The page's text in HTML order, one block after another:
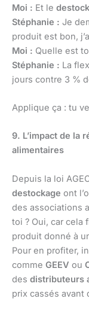
Moi : Et le
Stéphanie : Je
produit est bon,
Moi : Quelle est
Stéphanie : La
jours contre 3 %
Applique ça : tu
9. L’impact de la
alimentaires
Depuis la loi
destockage ont
des associations
toi ? Oui, car cela
produit donné à
Pour en profiter,
comme GEEV ou
des distributeurs
prix cassés avant